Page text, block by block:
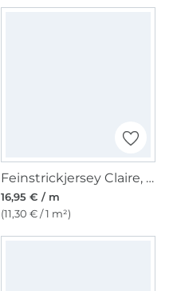
Feinstrickjersey Claire, jeansblau
16,95 € / m
(11,30 € / 1 m²)